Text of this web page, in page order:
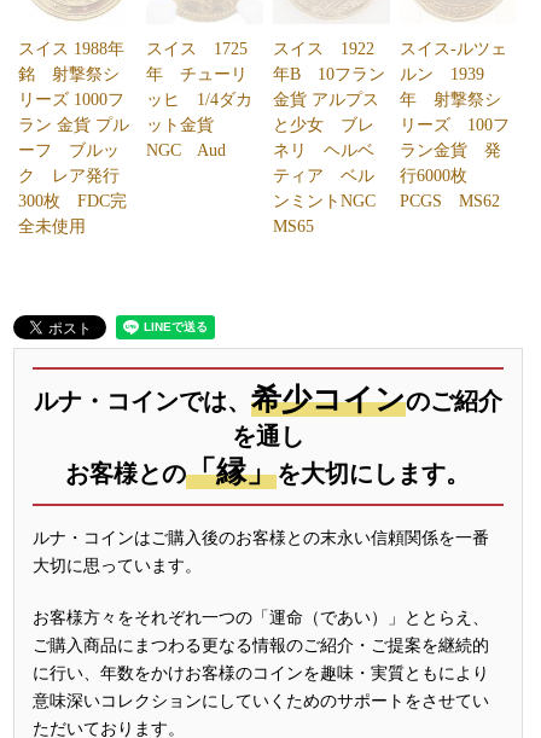
スイス 1988年
銘 射撃祭シ
リーズ 1000フ
ラン 金貨 プル
ーフ ブルッ
ク レア発行
300枚 FDC完
全未使用
スイス 1725
年 チューリ
ッヒ 1/4ダカ
ット金貨
NGC Aud
スイス 1922
年B 10フラン
金貨 アルプス
と少女 ブレ
ネリ ヘルベ
ティア ベル
ンミントNGC
MS65
スイス-ルツェ
ルン 1939
年 射撃祭シ
リーズ 100フ
ラン金貨 発
行6000枚
PCGS MS62
ルナ・コインでは、 希少コインのご紹介
を通し
お客様との「縁」を大切にします。
ルナ・コインはご購入後のお客様との末永い信頼関係を一番
大切に思っています。
お客様方々をそれぞれ一つの「運命（であい）」ととらえ、
ご購入商品にまつわる更なる情報のご紹介・ご提案を継続的
に行い、年数をかけお客様のコインを趣味・実質ともにより
意味深いコレクションにしていくためのサポートをさせてい
ただいております。